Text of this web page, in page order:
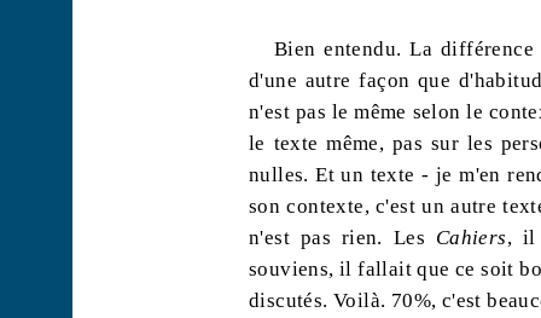
Bien entendu. La
d'une autre façon que
n'est pas le même selon le
le texte même, pas sur les
nulles. Et un texte - je m'en
son contexte, c'est un autre
n'est pas rien. Les Cahiers, il
souviens, il fallait que ce soit
discutés. Voilà. 70%, c'est